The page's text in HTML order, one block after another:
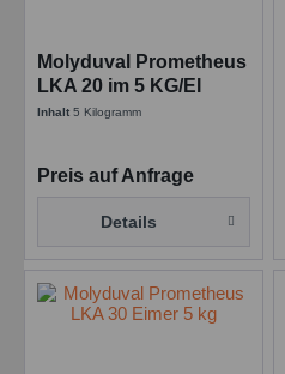
Molyduval Prometheus
LKA 20 im 5 KG/EI
Synth. Hochtemperatur
Inhalt5 Kilogramm
Preis auf Anfrage
Details